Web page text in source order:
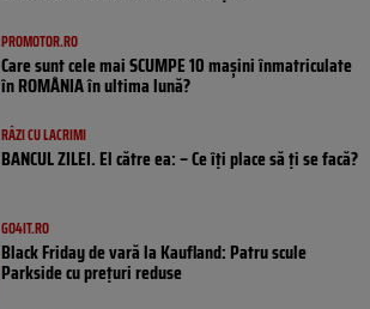
PROMOTOR.RO
Care sunt cele mai SCUMPE 10 mașini înmatriculate
în ROMÂNIA în ultima lună?
RÂZI CU LACRIMI
BANCUL ZILEI. El către ea: – Ce îți place să ți se facă?
GO4IT.RO
Black Friday de vară la Kaufland: Patru scule
Parkside cu prețuri reduse